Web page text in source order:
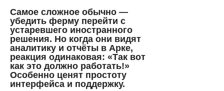
Самое сложное обычно —
убедить ферму перейти с
устаревшего иностранного
решения. Но когда они видят
аналитику и отчёты в Арке,
реакция одинаковая: «Так вот
как это должно работать!»
Особенно ценят простоту
интерфейса и поддержку.